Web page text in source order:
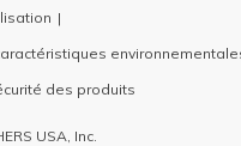
des produits
USA, Inc.